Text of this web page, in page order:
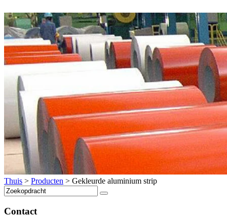
Thuis > Producten > Gekleurde aluminium strip
Contact